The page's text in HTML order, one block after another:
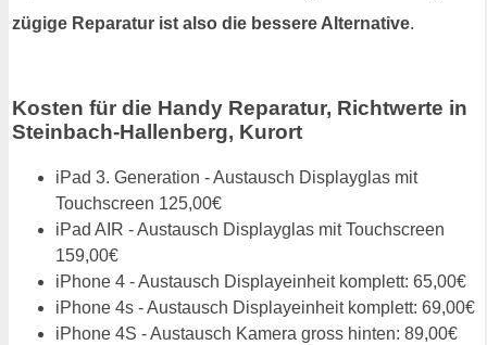
zügige Reparatur ist also die bessere Alternative.
Kosten für die Handy Reparatur, Richtwerte in
Steinbach-Hallenberg, Kurort
iPad 3. Generation - Austausch Displayglas mit
Touchscreen 125,00€
iPad AIR - Austausch Displayglas mit Touchscreen
159,00€
iPhone 4 - Austausch Displayeinheit komplett: 65,00€
iPhone 4s - Austausch Displayeinheit komplett: 69,00€
iPhone 4S - Austausch Kamera gross hinten: 89,00€